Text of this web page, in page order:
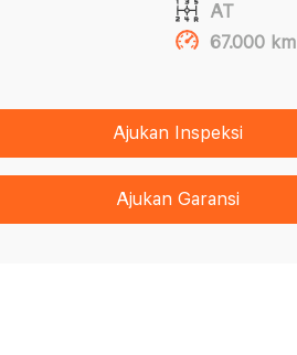
AT
67.000 km
Ajukan Inspeksi
Ajukan Garansi